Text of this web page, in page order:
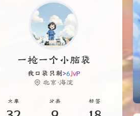
一枪一个小脑袋
我口袋只剩玫瑰一片，此行又山高路
远。
文章 分类 标签